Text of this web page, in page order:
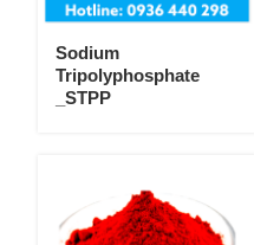
Sodium
Tripolyphosphate
_STPP